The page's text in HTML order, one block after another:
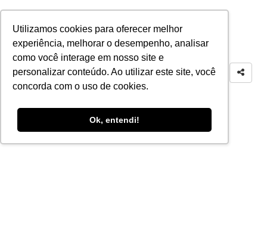
Utilizamos cookies para oferecer melhor
experiência, melhorar o desempenho, analisar
como você interage em nosso site e
personalizar conteúdo. Ao utilizar este site, você
concorda com o uso de cookies.
Ok, entendi!